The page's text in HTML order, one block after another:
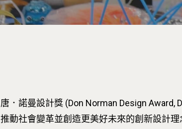
唐．諾曼設計獎 (Don Norman Design
推動社會變革並創造更美好未來的創新設計